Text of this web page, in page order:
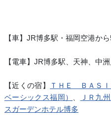
【車】JR博多駅・福岡空港か
【電車】JR博多駅、天神、中
【近くの宿】
ＴＨＥ ＢＡＳ
ベーシックス福岡）
ＪＲ九
スガーデンホテル博多